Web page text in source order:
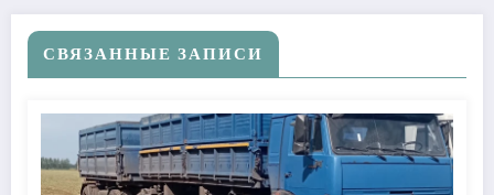
СВЯЗАННЫЕ ЗАПИСИ